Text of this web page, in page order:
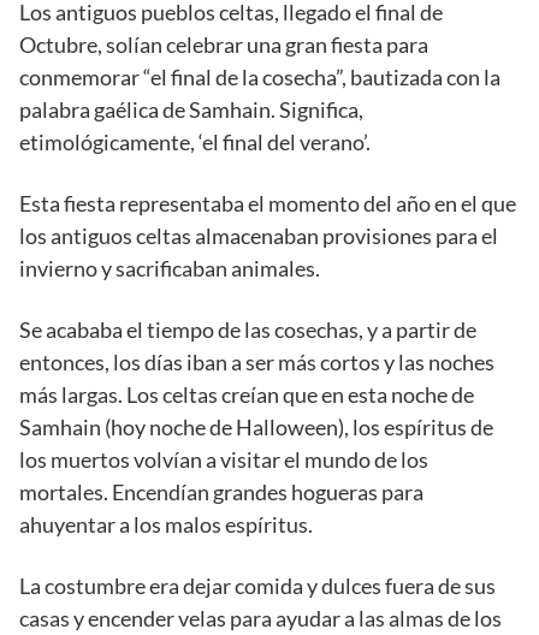
Los antiguos pueblos celtas, llegado el final de
Octubre, solían celebrar una gran fiesta para
conmemorar “el final de la cosecha”, bautizada con la
palabra gaélica de Samhain. Significa,
etimológicamente, ‘el final del verano’.
Esta fiesta representaba el momento del año en el que
los antiguos celtas almacenaban provisiones para el
invierno y sacrificaban animales.
Se acababa el tiempo de las cosechas, y a partir de
entonces, los días iban a ser más cortos y las noches
más largas. Los celtas creían que en esta noche de
Samhain (hoy noche de Halloween), los espíritus de
los muertos volvían a visitar el mundo de los
mortales. Encendían grandes hogueras para
ahuyentar a los malos espíritus.
La costumbre era dejar comida y dulces fuera de sus
casas y encender velas para ayudar a las almas de los